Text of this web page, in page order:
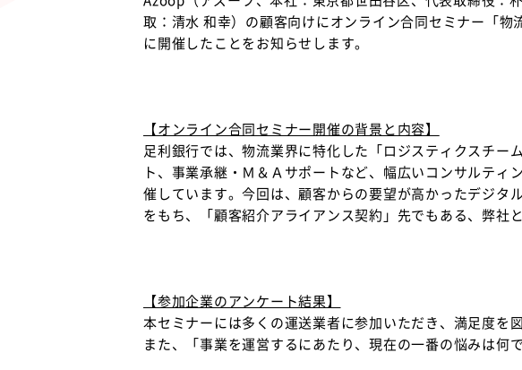
取：清水 和幸）の顧客向けにオンライン合同セミナー「
に開催したことをお知らせします。
【オンライン合同セミナー開催の背景と内容】
足利銀行では、物流業界に特化した「ロジスティクスチー
ト、事業承継・Ｍ＆Ａサポートなど、幅広いコンサルテ
催しています。今回は、顧客からの要望が高かったデジタ
をもち、「顧客紹介アライアンス契約」先でもある、弊社
【参加企業のアンケート結果】
本セミナーには多くの運送業者に参加いただき、満足度を
また、「事業を運営するにあたり、現在の一番の悩みは何